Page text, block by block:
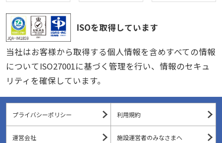
ISOを取得しています
当社はお客様から取得する個人情報を含めすべての情報
についてISO27001に基づく管理を行い、情報のセキュ
リティを確保しています。
プライバシーポリシー 利用規約
運営会社 施設運営者のみなさまへ